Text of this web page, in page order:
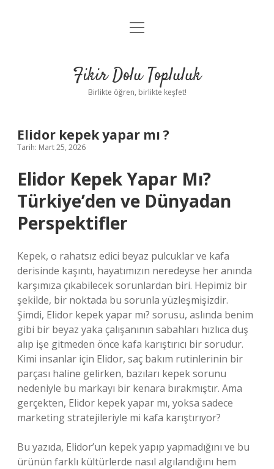
Anasayfa
Yasal Uyarı
menüyü
Fikir Dolu Topluluk
Birlikte öğren, birlikte keşfet!
Elidor kepek yapar mı ?
Tarih: Mart 25, 2026
Elidor Kepek Yapar Mı?
Türkiye’den ve Dünyadan
Perspektifler
Kepek, o rahatsız edici beyaz pulcuklar ve kafa
derisinde kaşıntı, hayatımızın neredeyse her anında
karşımıza çıkabilecek sorunlardan biri. Hepimiz bir
şekilde, bir noktada bu sorunla yüzleşmişizdir.
Şimdi, Elidor kepek yapar mı? sorusu, aslında benim
gibi bir beyaz yaka çalışanının sabahları hızlıca duş
alıp işe gitmeden önce kafa karıştırıcı bir sorudur.
Kimi insanlar için Elidor, saç bakım rutinlerinin bir
parçası haline gelirken, bazıları kepek sorunu
nedeniyle bu markayı bir kenara bırakmıştır. Ama
gerçekten, Elidor kepek yapar mı, yoksa sadece
marketing stratejileriyle mi kafa karıştırıyor?
Bu yazıda, Elidor’un kepek yapıp yapmadığını ve bu
ürünün farklı kültürlerde nasıl algılandığını hem